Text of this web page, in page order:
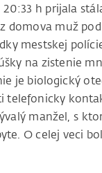
h prijala
domova muž
mestskej
na zistenie
je biologický
telefonicky
manžel, s
O celej veci